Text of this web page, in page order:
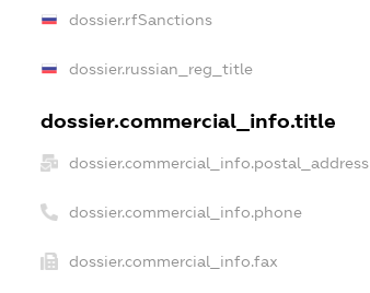
dossier.rfSanctions
dossier.russian_reg_title
dossier.commercial_info.title
dossier.commercial_info.postal_address
dossier.commercial_info.phone
dossier.commercial_info.fax